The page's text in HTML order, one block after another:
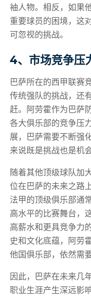
袖人物。相反，如果
重要球员的困境，这
可忽视的挑战。
4、市场竞争压
巴萨所在的西甲联赛
传统强队的挑战，还
赶。阿劳霍作为巴萨
各大俱乐部的竞争压
展，巴萨需要不断强
来说既是挑战也是机会
随着其他顶级球队加
位在巴萨的未来之路
法甲的顶级俱乐部通
高水平的比赛舞台，
高薪水和更具竞争力
史和文化底蕴，阿劳
他国俱乐部，依然需
因此，巴萨在未来几
职业生涯产生深远影